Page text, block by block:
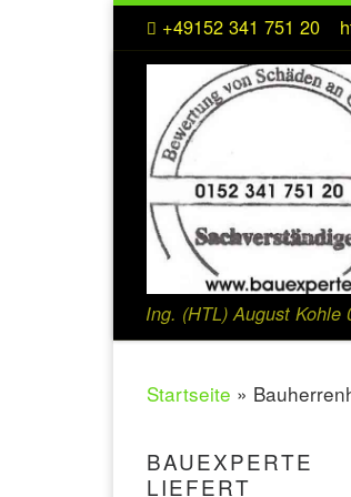
Zum Inhalt springen+49152 341 751 20
Ing. (HTL) August Kohle
Startseite »
BAUEXPERTE
LIEFERT